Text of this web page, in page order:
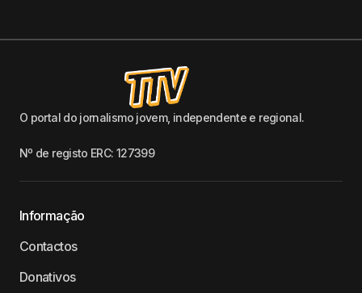
O portal do jornalismo jovem, independente e regional.
Nº de registo ERC: 127399
Informação
Contactos
Donativos